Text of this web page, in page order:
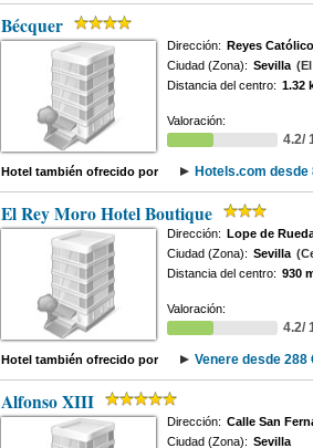
Bécquer
Dirección: Reyes
Ciudad (Zona): Sevilla
Distancia del centro: 1.32
Valoración:
4.2/
Hotel también ofrecido por Hotels.com desde
El Rey Moro Hotel Boutique
Dirección: Lope de
Ciudad (Zona): Sevilla
Distancia del centro: 930
Valoración:
4.2/
Hotel también ofrecido por Venere desde 288
Alfonso XIII
Dirección: Calle San
Ciudad (Zona): Sevilla